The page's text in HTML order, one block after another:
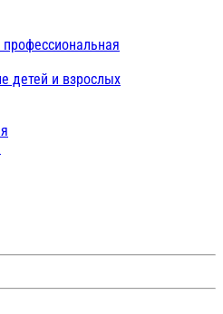
детей и взрослых